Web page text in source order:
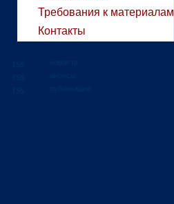
Требования к материалам
Контакты